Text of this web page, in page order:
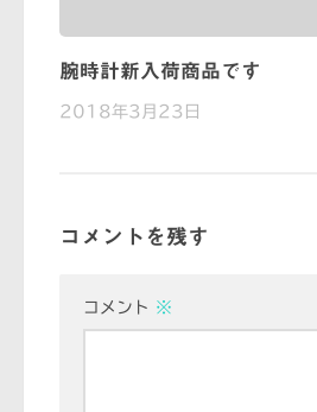
腕時計新入荷商品です
2018年3月23日
コメントを残す
コメント ※